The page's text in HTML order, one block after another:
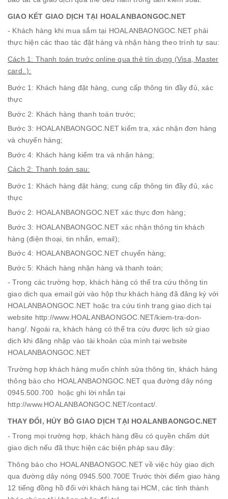
GIAO KẾT GIAO DỊCH TẠI HOALANBAONGOC.NET
- Khách hàng khi mua sắm tại HOALANBAONGOC.NET phải
thực hiện các thao tác đặt hàng và nhận hàng theo trình tự sau:
Cách 1: Thanh toán trước online qua thẻ tín dụng (Visa, Master
card..):
Bước 1: Khách hàng đặt hàng, cung cấp thông tin đầy đủ, xác
thực
Bước 2: Khách hàng thanh toán trước;
Bước 3: HOALANBAONGOC.NET kiểm tra, xác nhận đơn hàng
và chuyển hàng;
Bước 4: Khách hàng kiểm tra và nhận hàng;
Cách 2: Thanh toán sau:
Bước 1: Khách hàng đặt hàng; cung cấp thông tin đầy đủ, xác
thực
Bước 2: HOALANBAONGOC.NET xác thực đơn hàng;
Bước 3: HOALANBAONGOC.NET xác nhận thông tin khách
hàng (điện thoại, tin nhắn, email);
Bước 4: HOALANBAONGOC.NET chuyển hàng;
Bước 5: Khách hàng nhận hàng và thanh toán;
- Trong các trường hợp, khách hàng có thể tra cứu thông tin
giao dịch qua email gửi vào hộp thư khách hàng đã đăng ký với
HOALANBAONGOC.NET hoặc tra cứu tình trạng giao dịch tại
website http://www.HOALANBAONGOC.NET/kiem-tra-don-
hang/. Ngoài ra, khách hàng có thể tra cứu được lịch sử giao
dịch khi đăng nhập vào tài khoản của mình tại website
HOALANBAONGOC.NET
Trường hợp khách hàng muốn chỉnh sửa thông tin, khách hàng
thông báo cho HOALANBAONGOC.NET qua đường dây nóng
0945.500.700 hoặc ghi lời nhắn tại
http://www.HOALANBAONGOC.NET/contact/.
THAY ĐỔI, HỦY BỎ GIAO DỊCH TẠI HOALANBAONGOC.NET
- Trong mọi trường hợp, khách hàng đều có quyền chấm dứt
giao dịch nếu đã thực hiện các biện pháp sau đây:
Thông báo cho HOALANBAONGOC.NET về việc hủy giao dịch
qua đường dây nóng 0945.500.700E Trước thời điểm giao hàng
12 tiếng đồng hồ đối với khách hàng tại HCM, các tỉnh thành